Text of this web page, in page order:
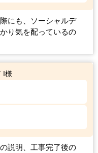
にも、ソーシャルデ
り気を配っているの
I様
説明、工事完了後の